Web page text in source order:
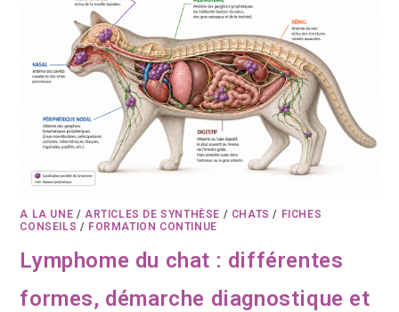
A LA UNE / ARTICLES DE SYNTHÈSE / CHATS / FICHES
CONSEILS / FORMATION CONTINUE
Lymphome du chat : différentes
formes, démarche diagnostique et